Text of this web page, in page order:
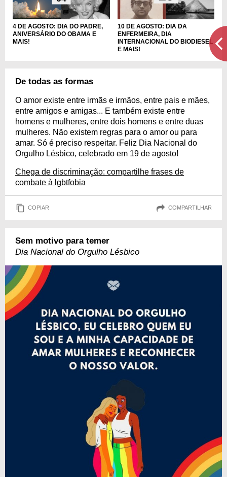
4 DE AGOSTO: DIA DO PADRE,
ANIVERSÁRIO DO OBAMA E
MAIS!
10 DE AGOSTO: DIA DA
ENFERMEIRA, DIA
INTERNACIONAL DO BIODIESEL
E MAIS!
De todas as formas
O amor existe entre irmãs e irmãos, entre pais e mães,
entre amigos e amigas... E também existe entre
homens e mulheres, entre dois homens e entre duas
mulheres. Não existem regras para o amor ou para
amar. Só é preciso respeitar. Feliz Dia Nacional do
Orgulho Lésbico, celebrado em 19 de agosto!
Chega de discriminação: compartilhe frases de
combate à lgbtfobia
COPIAR COMPARTILHAR
Sem motivo para temer
Dia Nacional do Orgulho Lésbico